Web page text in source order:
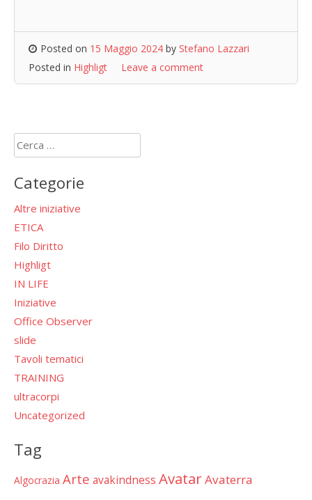
Posted on 15 Maggio 2024 by Stefano Lazzari
Posted in Highligt Leave a comment
Ricerca
per:
Categorie
Altre iniziative
ETICA
Filo Diritto
Highligt
IN LIFE
Iniziative
Office Observer
slide
Tavoli tematici
TRAINING
ultracorpi
Uncategorized
Tag
Algocrazia Arte avakindness AvatarAvaterra